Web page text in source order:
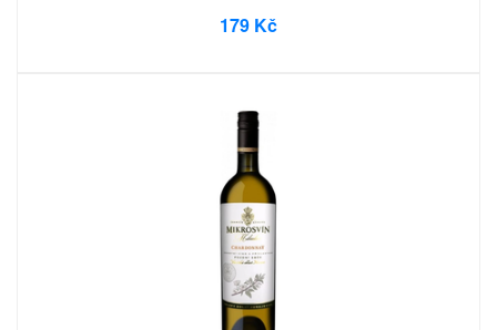
179 Kč